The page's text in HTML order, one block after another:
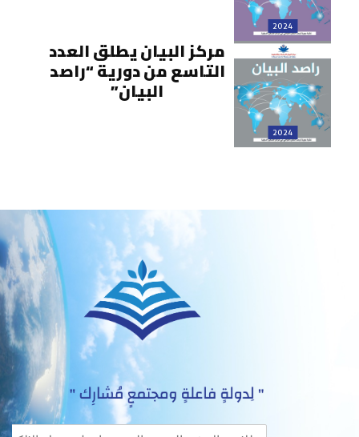
2024
2024
مركز البيان يطلق العدد
التاسع من دورية “راصد
البيان”